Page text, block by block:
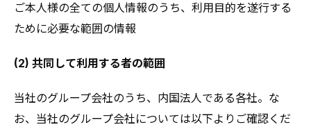
ご本人様の全ての個人情報のうち、利用目的を遂行する
ために必要な範囲の情報
(2) 共同して利用する者の範囲
当社のグループ会社のうち、内国法人である各社。な
お、当社のグループ会社については以下よりご確認くだ